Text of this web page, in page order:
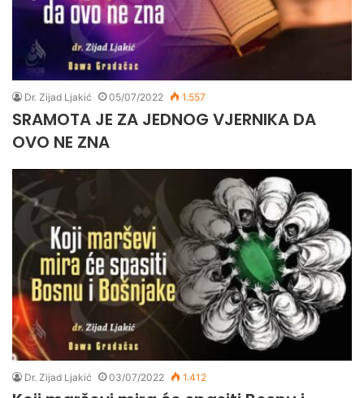
Dr. Zijad Ljakić 05/07/2022 1.557
SRAMOTA JE ZA JEDNOG VJERNIKA DA
OVO NE ZNA
Dr. Zijad Ljakić 03/07/2022 1.412